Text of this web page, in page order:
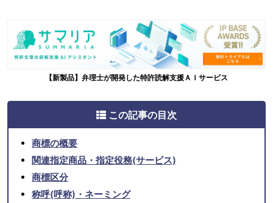
【新製品】弁理士が開発した特許読解支援ＡＩサービス
この記事の目次
商標の概要
関連指定商品・指定役務(サービス)
商標区分
称呼(呼称)・ネーミング